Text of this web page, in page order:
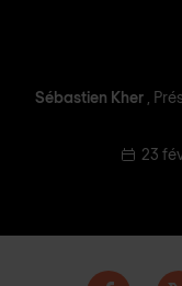
Sébastien Kher ,
23